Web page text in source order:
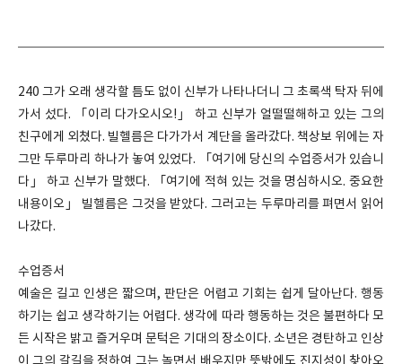
240 그가 오래 생각할 틈도 없이 신부가 나타나더니 그 초록색 탁자 뒤에
가서 섰다. 「이리 다가오시오!」 하고 신부가 얼떨떨해하고 있는 그의
친구에게 외쳤다. 빌헬름은 다가가서 계단을 올라갔다. 책상보 위에는 자
그만 두루마리 하나가 놓여 있었다. 「여기에 당신의 수업증서가 있습니
다」 하고 신부가 말했다. 「여기에 적혀 있는 것을 명심하시오. 중요한
내용이오」 빌헬름은 그것을 받았다. 그러고는 두루마리를 펴면서 읽어
나갔다.
수업증서
예술은 길고 인생은 짧으며, 판단은 어렵고 기회는 쉽게 달아난다. 행동
하기는 쉽고 생각하기는 어렵다. 생각에 따라 행동하는 것은 불편하다 모
든 시작은 밝고 즐거우며 문턱은 기대의 장소이다. 소년은 경탄하고 인상